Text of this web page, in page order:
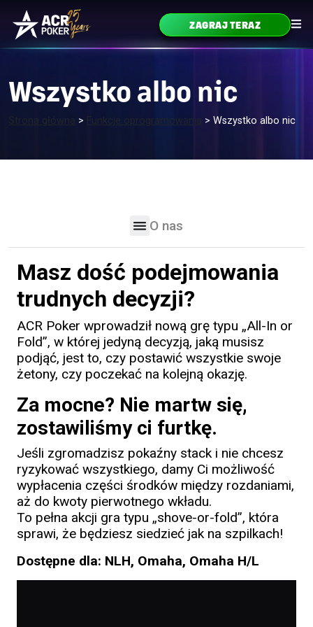
Przejdź do treści
Główne menu ZAGRAJ TERAZ
Wszystko albo nic
> Funkcje oprogramowania > Wszystko albo nic
Masz dość podejmowania
trudnych decyzji?
ACR Poker wprowadził nową grę typu „All-In or
Fold”, w której jedyną decyzją, jaką musisz
podjąć, jest to, czy postawić wszystkie swoje
żetony, czy poczekać na kolejną okazję.
Za mocne? Nie martw się,
zostawiliśmy ci furtkę.
Jeśli zgromadzisz pokaźny stack i nie chcesz
ryzykować wszystkiego, damy Ci możliwość
wypłacenia części środków między rozdaniami,
aż do kwoty pierwotnego wkładu.
To pełna akcji gra typu „shove-or-fold”, która
sprawi, że będziesz siedzieć jak na szpilkach!
Dostępne dla: NLH, Omaha, Omaha H/L
O nas